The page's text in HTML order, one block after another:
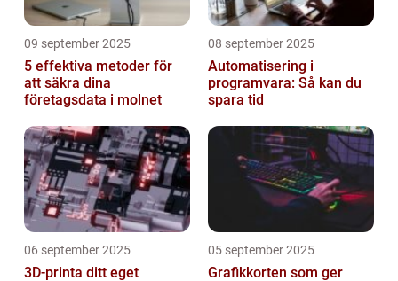
09 september 2025
5 effektiva metoder för
att säkra dina
företagsdata i molnet
08 september 2025
Automatisering i
programvara: Så kan du
spara tid
06 september 2025
3D-printa ditt eget
05 september 2025
Grafikkorten som ger